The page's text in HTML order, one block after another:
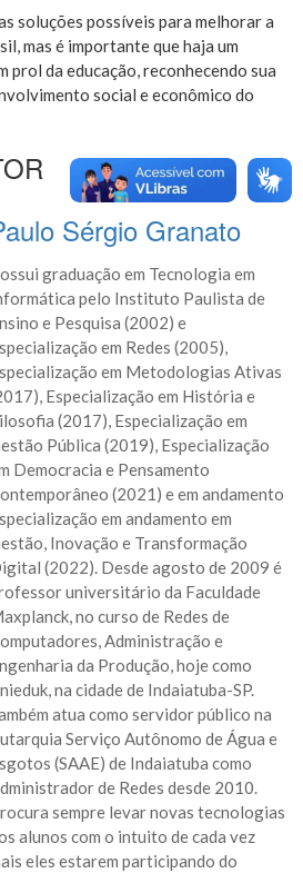
soluções possíveis para melhorar a
mas é importante que haja um
prol da educação, reconhecendo sua
social e econômico do
Sérgio Granato
graduação em Tecnologia em
pelo Instituto Paulista de
e Pesquisa (2002) e
em Redes (2005),
em Metodologias Ativas
Especialização em História e
(2017), Especialização em
Pública (2019), Especialização
Democracia e Pensamento
(2021) e em andamento
em andamento em
Inovação e Transformação
(2022). Desde agosto de 2009 é
universitário da Faculdade
no curso de Redes de
Administração e
da Produção, hoje como
na cidade de Indaiatuba-SP.
atua como servidor público na
Serviço Autônomo de Água e
(SAAE) de Indaiatuba como
de Redes desde 2010.
sempre levar novas tecnologias
alunos com o intuito de cada vez
eles estarem participando do